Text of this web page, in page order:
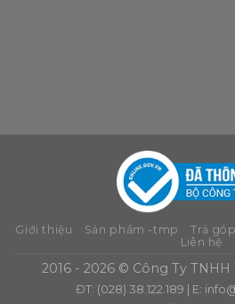
Giới thiệu Sản phẩm -tmp Trả góp
Liên hệ
2016 - 2026 © Công Ty TNHH
ĐT: (028) 38.122.189 | E: